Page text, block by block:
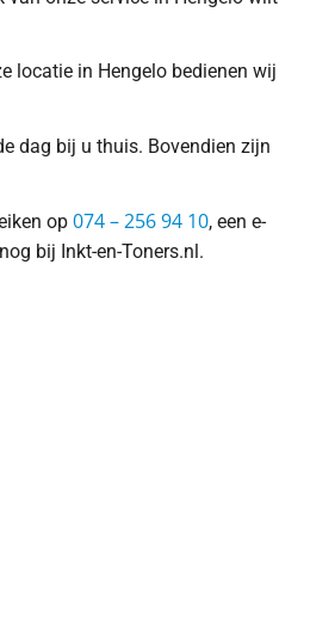
locatie in Hengelo bedienen wij
dag bij u thuis. Bovendien zijn
op 074 – 256 94 10, een e-
bij Inkt-en-Toners.nl.